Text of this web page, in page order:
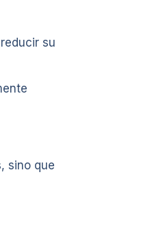
su
sino que